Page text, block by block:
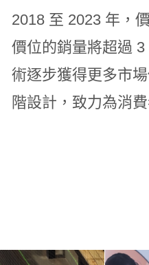
2018 至 2023 年，
價位的銷量將超過
術逐步獲得更多市
階設計，致力為消